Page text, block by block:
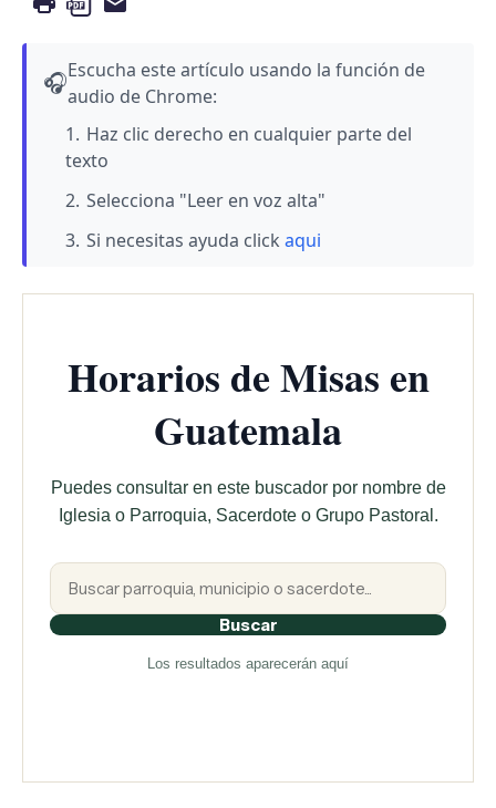
🎧Escucha este artículo usando la función de
audio de Chrome:
Haz clic derecho en cualquier parte del
texto
Selecciona "Leer en voz alta"
Si necesitas ayuda click aqui
Horarios de Misas en
Guatemala
Puedes consultar en este buscador por nombre de
Iglesia o Parroquia, Sacerdote o Grupo Pastoral.
Buscar
Los resultados aparecerán aquí